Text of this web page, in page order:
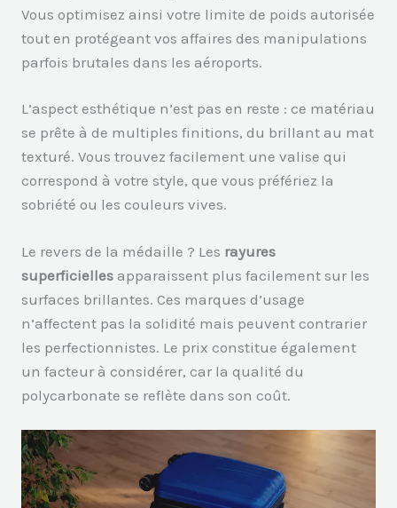
Vous optimisez ainsi votre limite de poids autorisée
tout en protégeant vos affaires des manipulations
parfois brutales dans les aéroports.
L’aspect esthétique n’est pas en reste : ce matériau
se prête à de multiples finitions, du brillant au mat
texturé. Vous trouvez facilement une valise qui
correspond à votre style, que vous préfériez la
sobriété ou les couleurs vives.
Le revers de la médaille ? Les rayures
superficielles apparaissent plus facilement sur les
surfaces brillantes. Ces marques d’usage
n’affectent pas la solidité mais peuvent contrarier
les perfectionnistes. Le prix constitue également
un facteur à considérer, car la qualité du
polycarbonate se reflète dans son coût.